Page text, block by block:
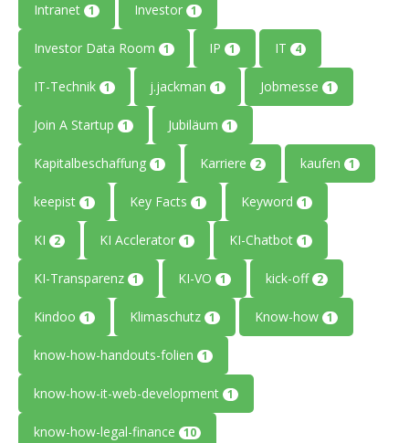
Intranet 1 Investor 1
Investor Data Room 1 IP 1 IT 4
IT-Technik 1 j.jackman 1 Jobmesse 1
Join A Startup 1 Jubiläum 1
Kapitalbeschaffung 1 Karriere 2 kaufen 1
keepist 1 Key Facts 1 Keyword 1
KI 2 KI Acclerator 1 KI-Chatbot 1
KI-Transparenz 1 KI-VO 1 kick-off 2
Kindoo 1 Klimaschutz 1 Know-how 1
know-how-handouts-folien 1
know-how-it-web-development 1
know-how-legal-finance 10